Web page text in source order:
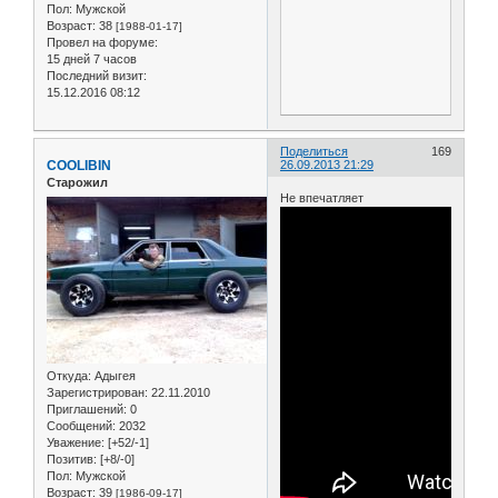
Пол: Мужской
Возраст: 38 [1988-01-17]
Провел на форуме:
15 дней 7 часов
Последний визит:
15.12.2016 08:12
Поделиться
169
26.09.2013 21:29
COOLIBIN
Старожил
Откуда: Адыгея
Зарегистрирован: 22.11.2010
Приглашений: 0
Сообщений: 2032
Уважение: [+52/-1]
Позитив: [+8/-0]
Пол: Мужской
Возраст: 39 [1986-09-17]
Не впечатляет